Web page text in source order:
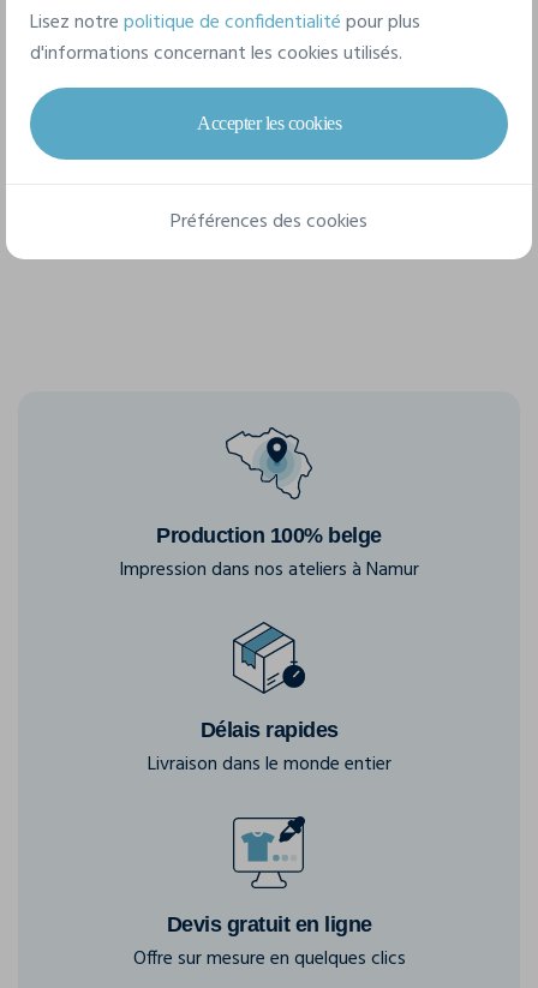
S M L XL XXL 3XL
Production 100% belge
Impression dans nos ateliers à Namur
Délais rapides
Livraison dans le monde entier
Devis gratuit en ligne
Offre sur mesure en quelques clics
Lisez notrepolitique de confidentialitépour plus
d'informations concernant les cookies utilisés.
Accepter les cookies
Préférences des cookies